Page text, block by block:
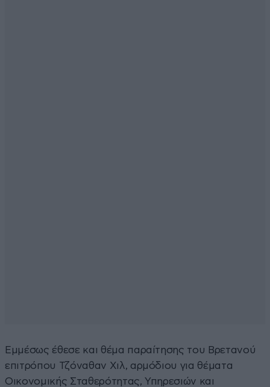
Εμμέσως έθεσε και θέμα παραίτησης του Βρετανού
επιτρόπου Τζόναθαν Χιλ, αρμόδιου για θέματα
Οικονομικής Σταθερότητας, Υπηρεσιών και